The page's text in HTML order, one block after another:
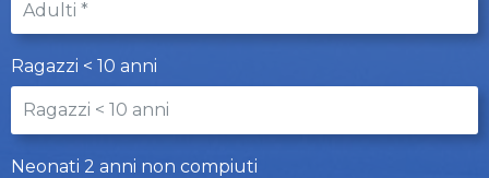
Ragazzi < 10 anni
Neonati 2 anni non compiuti